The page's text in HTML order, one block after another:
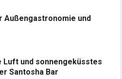
Außengastronomie und
Luft und sonnengeküsstes
Santosha Bar